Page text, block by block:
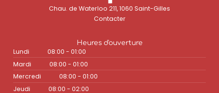
Chau. de Waterloo 211, 1060 Saint-Gilles
Contacter
Heures d'ouverture
Lundi
08:00 - 01:00
Mardi
08:00 - 01:00
Mercredi
08:00 - 01:00
Jeudi
08:00 - 02:00